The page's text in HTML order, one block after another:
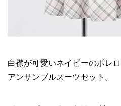
白襟が可愛いネイビーのボレ
アンサンブルスーツセット。